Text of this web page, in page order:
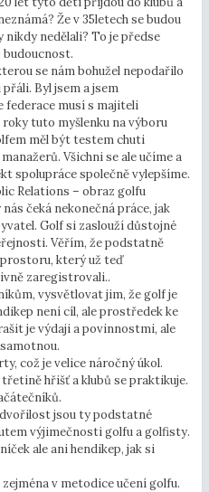
Že v 35letech se budou
nedělali? To je předse
se nám bohužel nepodařilo
Byl jsem a jsem
federace musí s majiteli
tuto myšlenku na výboru
měl být testem chuti
Všichni se ale učíme a
spolupráce společně vylepšíme.
Relations – obraz golfu
čeká nekonečná práce, jak
Golf si zaslouží důstojné
Věřím, že podstatně
který už teď
zaregistrovali..
vysvětlovat jim, že golf je
není cíl, ale prostředek ke
je výdaji a povinnostmi, ale
což je velice náročný úkol.
hřišť a klubů se praktikuje.
jsou ty podstatné
výjimečnosti golfu a golfisty.
ale ani hendikep, jak si
v metodice učení golfu.